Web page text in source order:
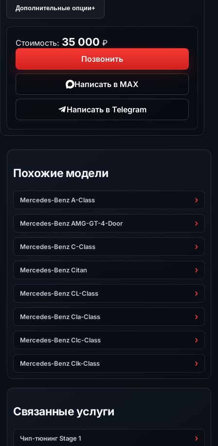
Дополнительные опции+
Стоимость: 35 000 ₽
Позвонить
Написать в MAX
Написать в Telegram
Похожие модели
Mercedes-Benz A-Class
Mercedes-Benz AMG-GT-4-Door
Mercedes-Benz C-Class
Mercedes-Benz Citan
Mercedes-Benz CL-Class
Mercedes-Benz Cla-Class
Mercedes-Benz Clc-Class
Mercedes-Benz Clk-Class
Связанные услуги
Чип-тюнинг Stage 1